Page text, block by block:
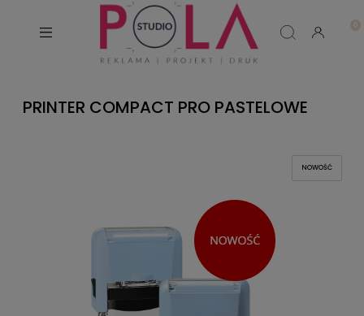
PRINTER COMPACT PRO PASTELOWE
NOWOŚĆ